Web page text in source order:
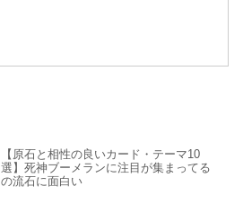
【原石と相性の良いカード・テーマ10
選】死神ブーメランに注目が集まってる
の流石に面白い